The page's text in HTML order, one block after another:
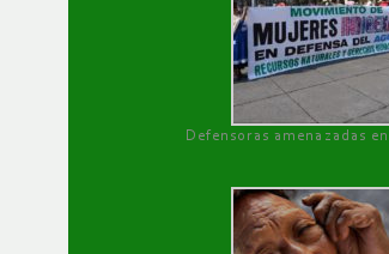
Defensoras amenazadas